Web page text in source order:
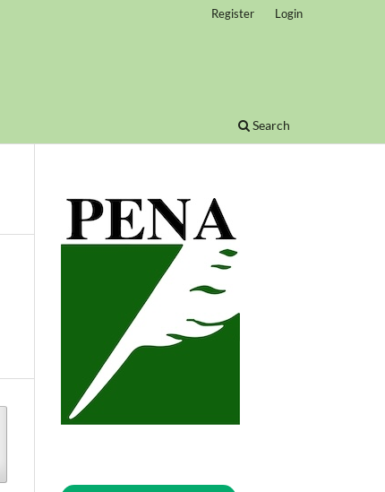
Search
Register Login